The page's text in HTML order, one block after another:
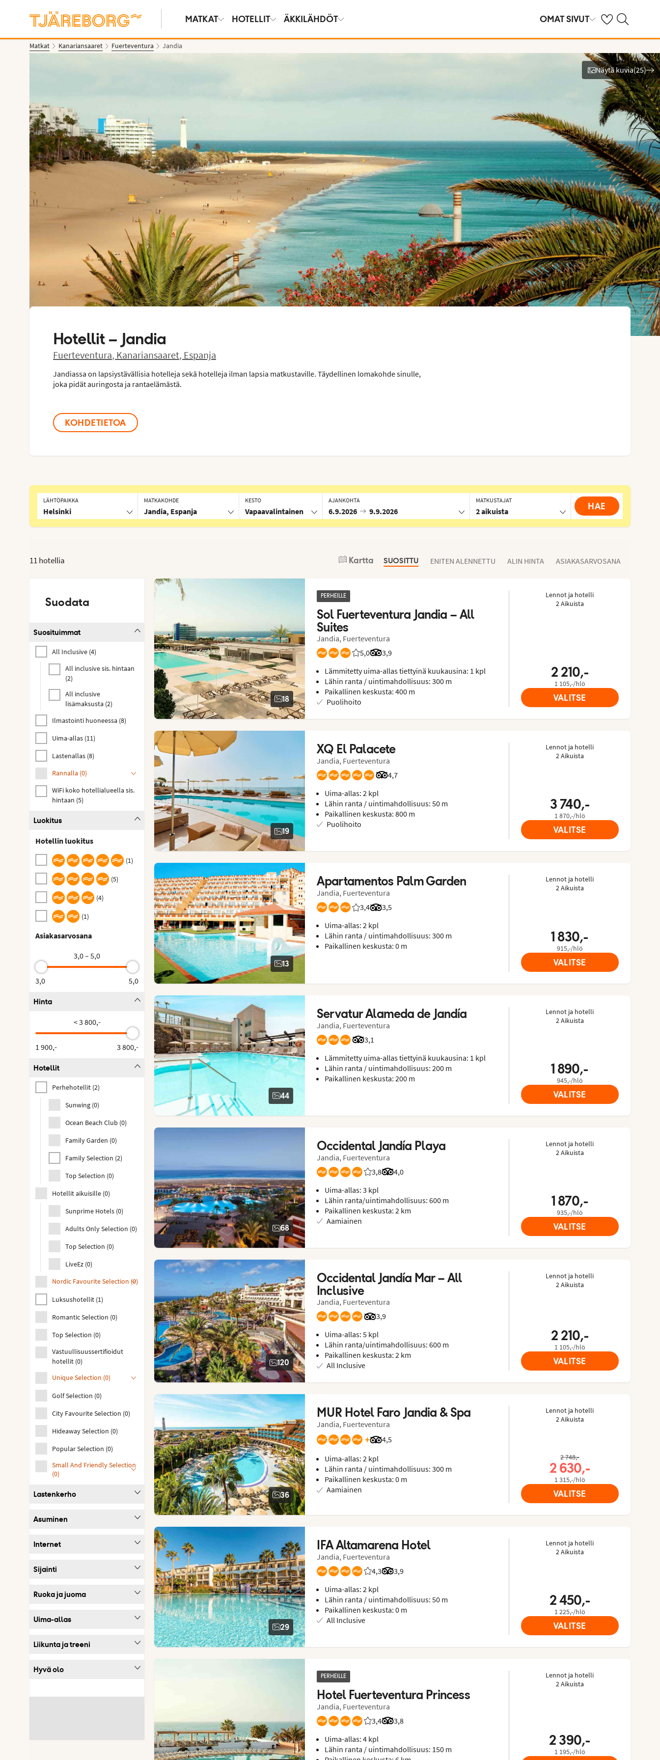
MATKAT HOTELLIT ÄKKILÄHDÖT OMAT SIVUT OmatHaku
Matkat Kanariansaaret Fuerteventura Jandia
Näytä kuvia
Näytä kuvia(25)
Hotellit – Jandia
Fuerteventura, Kanariansaaret, Espanja
Jandiassa on lapsiystävällisia hotelleja sekä hotelleja ilman lapsia matkustaville. Täydellinen lomakohde sinulle,
joka pidät auringosta ja rantaelämästä.
KOHDETIETOA
LÄHTÖPAIKKA
Helsinki
MATKAKOHDE
Jandia, Espanja
KESTO
Vapaavalintainen
AJANKOHTA
6.9.2026 9.9.2026
MATKUSTAJAT
2 aikuista HAE
SUOSITTU ENITEN ALENNETTU ALIN HINTA ASIAKASARVOSANA
11 hotellia Kartta
Suodata
Suosituimmat
All Inclusive (4)
All inclusive sis. hintaan
(2)
All inclusive
lisämaksusta (2)
Ilmastointi huoneessa (8)
Uima-allas (11)
Lastenallas (8)
Rannalla (0)
WiFi koko hotellialueella sis.
hintaan (5)
Luokitus
Hotellin luokitus
(1)
(5)
(4)
(1)
Asiakasarvosana
3,0 – 5,0
3,0 5,0
Hinta
< 3 800,-
1 900,- 3 800,-
Hotellit
Perhehotellit (2)
Sunwing (0)
Ocean Beach Club (0)
Family Garden (0)
Family Selection (2)
Top Selection (0)
Hotellit aikuisille (0)
Sunprime Hotels (0)
Adults Only Selection (0)
Top Selection (0)
LiveEz (0)
Nordic Favourite Selection (0)
Luksushotellit (1)
Romantic Selection (0)
Top Selection (0)
Vastuullisuussertifioidut
hotellit (0)
Unique Selection (0)
Golf Selection (0)
City Favourite Selection (0)
Hideaway Selection (0)
Popular Selection (0)
Small And Friendly Selection
(0)
Lastenkerho
Asuminen
Internet
Sijainti
Ruoka ja juoma
Uima-allas
Liikunta ja treeni
Hyvä olo
18
PERHEILLE
Sol Fuerteventura Jandia – All
Suites
Jandia, Fuerteventura
5,0
Asiakkaidemme arviot: 5/5
3,9
Arvostelut Tripadvisorista: 3.9 of 5
Lämmitetty uima-allas tiettyinä kuukausina: 1 kpl
Lähin ranta / uintimahdollisuus: 300 m
Paikallinen keskusta: 400 m
Puolihoito
Lennot ja hotelli
2 Aikuista
2 210,-
1 105,-/hlö
VALITSE
19
XQ El Palacete
Jandia, Fuerteventura
4,7
Arvostelut Tripadvisorista: 4.7 of 5
Uima-allas: 2 kpl
Lähin ranta / uintimahdollisuus: 50 m
Paikallinen keskusta: 800 m
Puolihoito
Lennot ja hotelli
2 Aikuista
3 740,-
1 870,-/hlö
VALITSE
13
Apartamentos Palm Garden
Jandia, Fuerteventura
3,4
Asiakkaidemme arviot: 3.4/5
3,5
Arvostelut Tripadvisorista: 3.5 of 5
Uima-allas: 2 kpl
Lähin ranta / uintimahdollisuus: 300 m
Paikallinen keskusta: 0 m
Lennot ja hotelli
2 Aikuista
1 830,-
915,-/hlö
VALITSE
44
Servatur Alameda de Jandía
Jandia, Fuerteventura
3,1
Arvostelut Tripadvisorista: 3.1 of 5
Lämmitetty uima-allas tiettyinä kuukausina: 1 kpl
Lähin ranta / uintimahdollisuus: 200 m
Paikallinen keskusta: 200 m
Lennot ja hotelli
2 Aikuista
1 890,-
945,-/hlö
VALITSE
68
Occidental Jandía Playa
Jandia, Fuerteventura
3,8
Asiakkaidemme arviot: 3.8/5
4,0
Arvostelut Tripadvisorista: 4 of 5
Uima-allas: 3 kpl
Lähin ranta/uintimahdollisuus: 600 m
Paikallinen keskusta: 2 km
Aamiainen
Lennot ja hotelli
2 Aikuista
1 870,-
935,-/hlö
VALITSE
120
Occidental Jandía Mar – All
Inclusive
Jandia, Fuerteventura
3,9
Arvostelut Tripadvisorista: 3.9 of 5
Uima-allas: 5 kpl
Lähin ranta/uintimahdollisuus: 600 m
Paikallinen keskusta: 2 km
All Inclusive
Lennot ja hotelli
2 Aikuista
2 210,-
1 105,-/hlö
VALITSE
36
MUR Hotel Faro Jandia & Spa
Jandia, Fuerteventura
+ 4,5
Arvostelut Tripadvisorista: 4.5 of 5
Uima-allas: 2 kpl
Lähin ranta / uintimahdollisuus: 300 m
Paikallinen keskusta: 0 m
Aamiainen
Lennot ja hotelli
2 Aikuista
2 748,-
2 630,-
1 315,-/hlö
VALITSE
29
IFA Altamarena Hotel
Jandia, Fuerteventura
4,3
Asiakkaidemme arviot: 4.333/5
3,9
Arvostelut Tripadvisorista: 3.9 of 5
Uima-allas: 2 kpl
Lähin ranta / uintimahdollisuus: 50 m
Paikallinen keskusta: 0 m
All Inclusive
Lennot ja hotelli
2 Aikuista
2 450,-
1 225,-/hlö
VALITSE
PERHEILLE
Hotel Fuerteventura Princess
Jandia, Fuerteventura
3,4
Asiakkaidemme arviot: 3.375/5
3,8
Arvostelut Tripadvisorista: 3.8 of 5
Uima-allas: 4 kpl
Lähin ranta / uintimahdollisuus: 150 m
Lennot ja hotelli
2 Aikuista
2 390,-
1 195,-/hlö